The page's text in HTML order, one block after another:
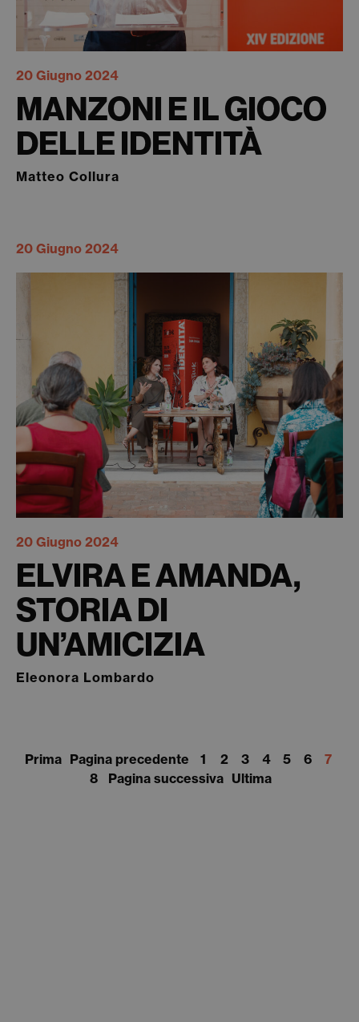
20 Giugno 2024
MANZONI E IL GIOCO
DELLE IDENTITÀ
Matteo Collura
20 Giugno 2024
20 Giugno 2024
ELVIRA E AMANDA,
STORIA DI
UN’AMICIZIA
Eleonora Lombardo
Prima Pagina precedente 1 2 3 4 5 6
7
8
Pagina successiva Ultima